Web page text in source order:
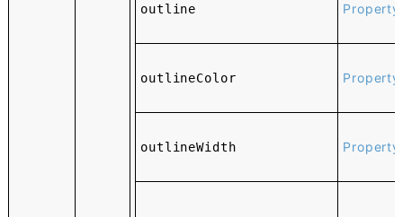
outline Property
outlineColor Property
outlineWidth Property